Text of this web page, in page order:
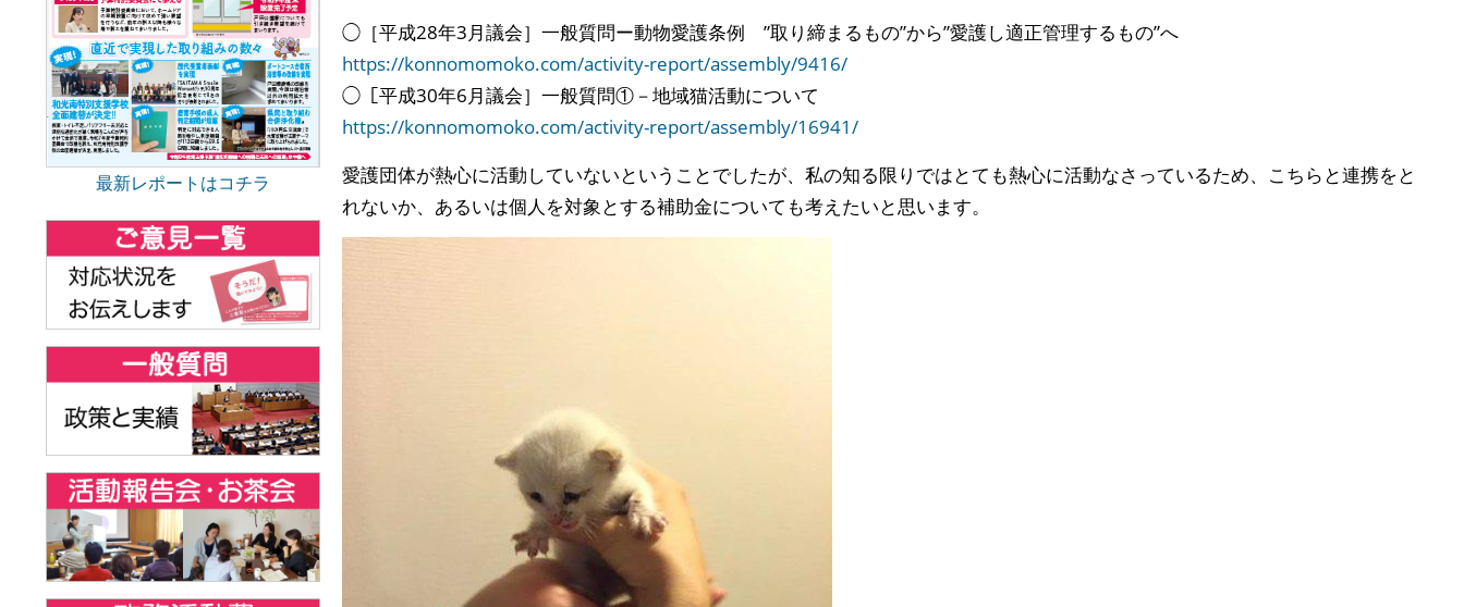
最新レポートはコチラ
◯［平成28年3月議会］一般質問ー動物愛護条例 ”取 り締まるもの”から”愛護し適正管理するもの”へ
https://konnomomoko.com/activity-report/assembly/9416/
◯［平成30年6月議会］一般質問①－地域猫活動について
https://konnomomoko.com/activity-report/assembly/16941/
愛護団体が熱心に活動していないということでしたが、私の知る限りではとても熱心に活動なさっているため、こち らと連携をと
れないか、あるいは個人を対象とする補助金についても考えたいと思います。